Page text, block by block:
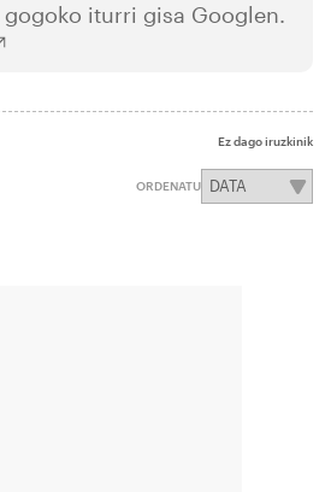
gogoko iturri gisa Googlen.
Ez dago iruzkinik
ORDENATU